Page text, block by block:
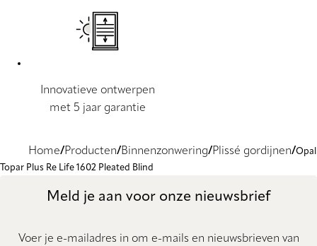
Innovatieve ontwerpen
met 5 jaar garantie
Home Producten Binnenzonwering Plissé gordijnen Opal
Topar Plus Re Life 1602 Pleated Blind
Meld je aan voor onze nieuwsbrief
Voer je e-mailadres in om e-mails en nieuwsbrieven van